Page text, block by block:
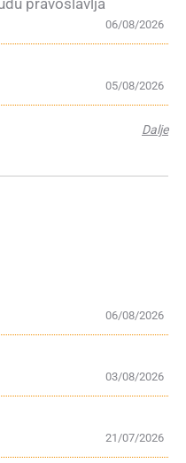
pravoslavlja
06/08/2026
05/08/2026
Dalje
06/08/2026
03/08/2026
21/07/2026